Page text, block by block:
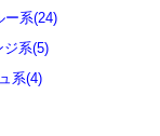
ー系(24)
ジ系(5)
系(4)